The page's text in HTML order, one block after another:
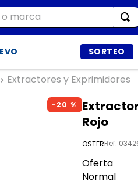
SORTEO
Extractores y Exprimidores
-20 % Extractor
Rojo
OSTERRef:
Oferta
Normal